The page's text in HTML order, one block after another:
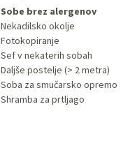
Sobe brez alergenov
Nekadilsko okolje
Fotokopiranje
Sef v nekaterih sobah
Daljše postelje (> 2 metra)
Soba za smučarsko opremo
Shramba za prtljago